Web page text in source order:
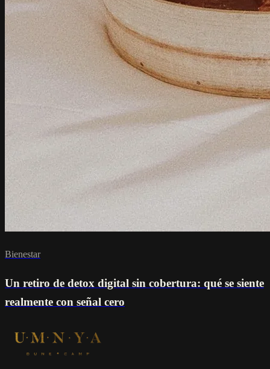
Bienestar
Un retiro de detox digital sin cobertura: qué se siente
realmente con señal cero